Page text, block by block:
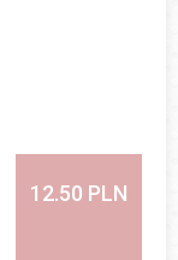
12.50 PLN